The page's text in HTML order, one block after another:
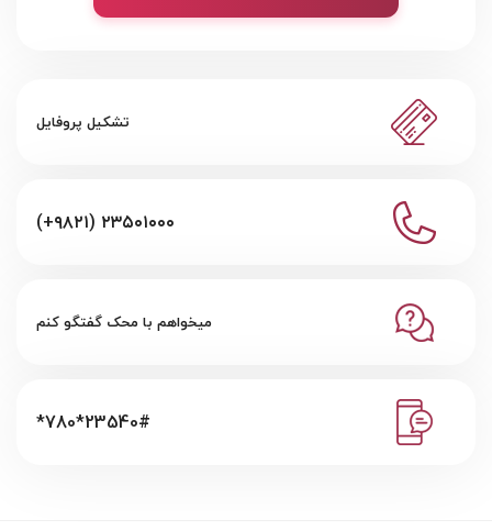
تشکیل پروفایل
(+۹۸۲۱) ۲۳۵۰۱۰۰۰
میخواهم با محک گفتگو کنم
*780*23540#